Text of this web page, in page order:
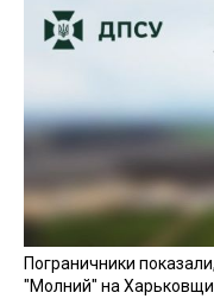
Пограничники
"Молний" на